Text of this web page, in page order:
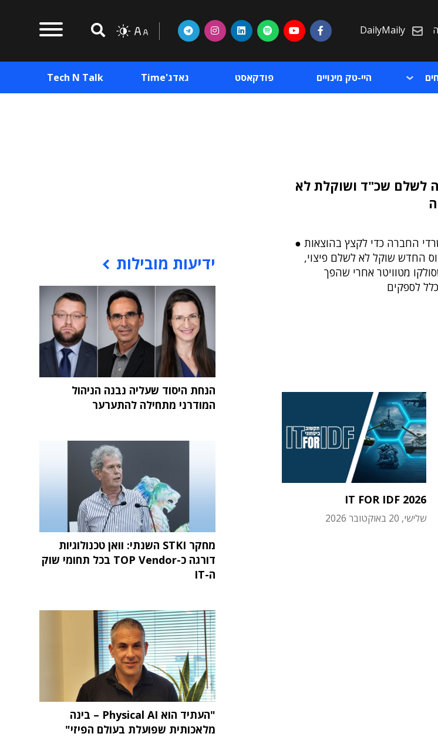
DailyMaily
היי-טק מינויים פודקאסט גאדג'Time Tech N Talk
לשלם שכ"ד ושוקלת לא
החברה כדי לקצץ בהוצאות ●
החדש שוקל לא לשלם פיצוי,
מטוויטר אחרי שהפך
לספקים
IT FOR IDF 2026
שלישי, 20 באוקטובר 2026
ידיעות מובילות
הנחת היסוד שעליה נבנה הניהול
המודרני מתחילה להתערער
מחקר STKI השנתי: וואן טכנולוגיות
דורגה כ-TOP Vendor בכל תחומי שוק
ה-IT
"העתיד הוא Physical AI – בינה
מלאכותית שפועלת בעולם הפיזי"